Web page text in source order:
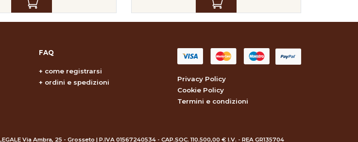
FAQ
+ come registrarsi
+ ordini e spedizioni
Privacy Policy
Cookie Policy
Termini e condizioni
Via Ambra, 25 - Grosseto | P.IVA 01567240534 - CAP.SOC. 110.500,00 € I.V. - REA GR135704